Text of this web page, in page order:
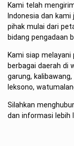
Kami telah
Indonesia dan
pihak mulai dari
bidang pengadaan
Kami siap
berbagai daerah di
garung, kalibawang,
leksono,
Silahkan
dan informasi lebih